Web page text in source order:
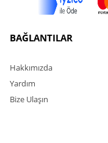
BAĞLANTILAR
Hakkımızda
Yardım
Bize Ulaşın